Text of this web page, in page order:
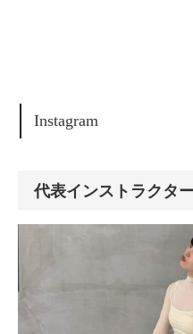
Instagram
代表インストラクタ